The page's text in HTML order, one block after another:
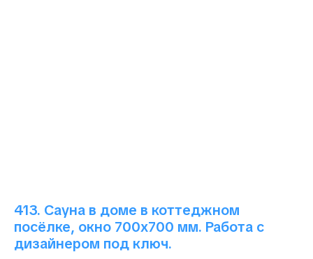
413. Сауна в доме в коттеджном
посёлке, окно 700х700 мм. Работа с
дизайнером под ключ.